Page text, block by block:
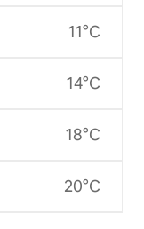
11°C
14°C
18°C
20°C